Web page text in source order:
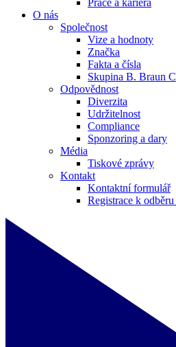
Práce a kariéra
O nás
Společnost
Vize a hodnoty
Značka
Fakta a čísla
Skupina B. Braun
Odpovědnost
Diverzita
Udržitelnost
Compliance
Sponzoring a dary
Média
Tiskové zprávy
Kontakt
Kontaktní formulář
Registrace k